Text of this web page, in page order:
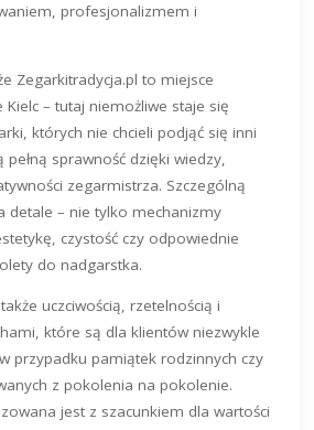
profesjonalizmem i
Zegarkitradycja.pl to miejsce
– tutaj niemożliwe staje się
których nie chcieli podjąć się inni
sprawność dzięki wiedzy,
zegarmistrza. Szczególną
detale – nie tylko mechanizmy
czystość czy odpowiednie
do nadgarstka.
uczciwością, rzetelnością i
które są dla klientów niezwykle
przypadku pamiątek rodzinnych czy
z pokolenia na pokolenie.
jest z szacunkiem dla wartości